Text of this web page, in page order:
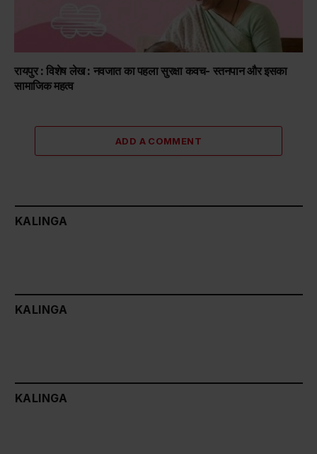
रायपुर : विशेष लेख : नवजात का पहला सुरक्षा कवच- स्तनपान और इसका
सामाजिक महत्व
ADD A COMMENT
KALINGA
KALINGA
KALINGA